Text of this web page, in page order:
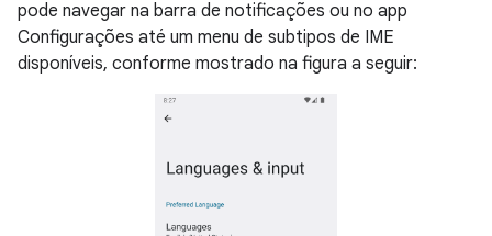
pode navegar na barra de notificações ou no app
Configurações até um menu de subtipos de IME
disponíveis, conforme mostrado na figura a seguir: